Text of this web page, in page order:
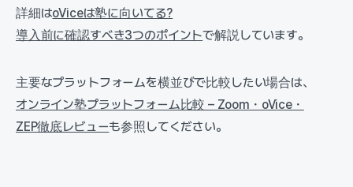
詳細はoViceは塾に向いてる?
導入前に確認すべき3つのポイントで解説しています。
主要なプラットフォームを横並びで比較したい場合は、
オンライン塾プラットフォーム比較 – Zoom・oVice・
ZEP徹底レビューも参照してください。